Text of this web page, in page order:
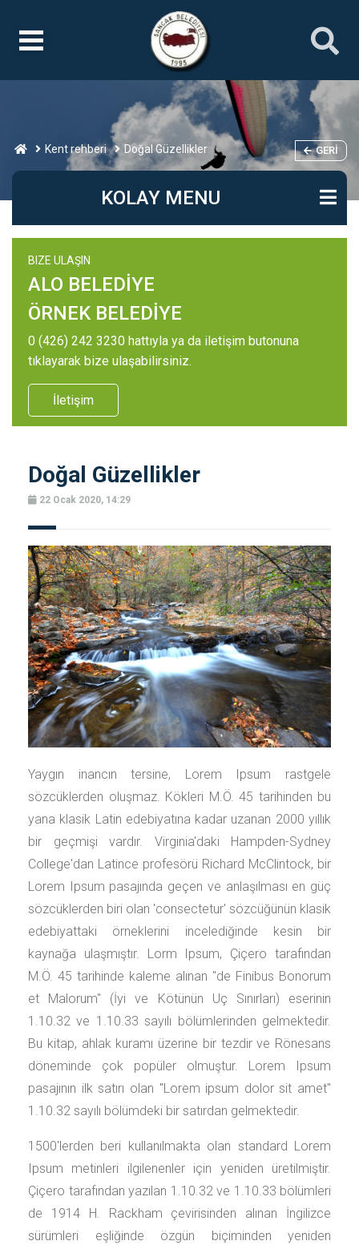
Kent rehberi Doğal Güzellikler GERI
KOLAY MENU
BIZE ULAŞIN
ALO BELEDİYE
ÖRNEK BELEDİYE
0 (426) 242 3230 hattıyla ya da iletişim butonuna
tıklayarak bize ulaşabilirsiniz.
İletişim
Doğal Güzellikler
22 Ocak 2020, 14:29
Yaygın inancın tersine, Lorem Ipsum rastgele
sözcüklerden oluşmaz. Kökleri M.Ö. 45 tarihinden bu
yana klasik Latin edebiyatına kadar uzanan 2000 yıllık
bir geçmişi vardır. Virginia'daki Hampden-Sydney
College'dan Latince profesörü Richard McClintock, bir
Lorem Ipsum pasajında geçen ve anlaşılması en güç
sözcüklerden biri olan 'consectetur' sözcüğünün klasik
edebiyattaki örneklerini incelediğinde kesin bir
kaynağa ulaşmıştır. Lorm Ipsum, Çiçero tarafından
M.Ö. 45 tarihinde kaleme alınan "de Finibus Bonorum
et Malorum" (İyi ve Kötünün Uç Sınırları) eserinin
1.10.32 ve 1.10.33 sayılı bölümlerinden gelmektedir.
Bu kitap, ahlak kuramı üzerine bir tezdir ve Rönesans
döneminde çok popüler olmuştur. Lorem Ipsum
pasajının ilk satırı olan "Lorem ipsum dolor sit amet"
1.10.32 sayılı bölümdeki bir satırdan gelmektedir.
1500'lerden beri kullanılmakta olan standard Lorem
Ipsum metinleri ilgilenenler için yeniden üretilmiştir.
Çiçero tarafından yazılan 1.10.32 ve 1.10.33 bölümleri
de 1914 H. Rackham çevirisinden alınan İngilizce
sürümleri eşliğinde özgün biçiminden yeniden